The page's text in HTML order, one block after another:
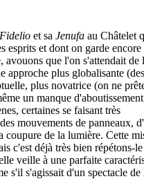
Fidelio et sa Jenufa au Châtelet
esprits et dont on garde encore
avouons que l'on s'attendait de
approche plus globalisante
plus novatrice (on ne
un manque
certaines se faisant très
mouvements de panneaux,
coupure de la lumière. Cette
c'est déjà très bien répétons-
veille à une parfaite
s'il s'agissait d'un spectacle de